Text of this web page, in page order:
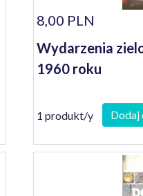
8,00 PLN
Wydarzenia
1960 roku
1 produkt/y Dodaj